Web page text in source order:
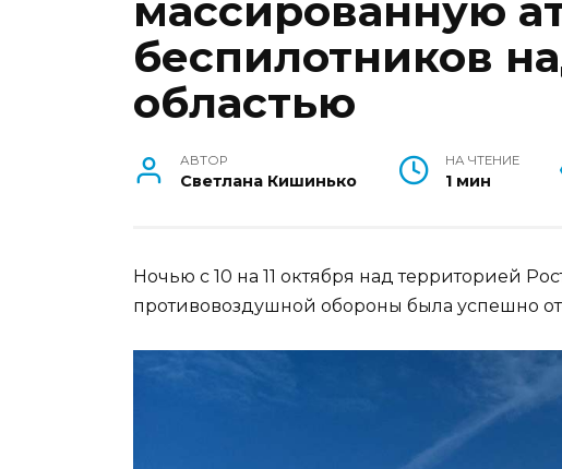
массированную
беспилотников
областью
АВТОР
Светлана Кишинько
НА ЧТЕНИЕ
1 мин
Ночью с 10 на 11 октября над территорией
противовоздушной обороны была успешно